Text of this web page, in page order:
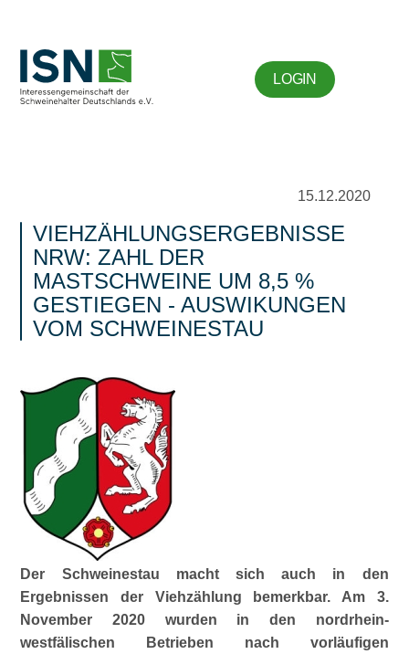
LOGIN
15.12.2020
VIEHZÄHLUNGSERGEBNISSE
NRW: ZAHL DER
MASTSCHWEINE UM 8,5 %
GESTIEGEN - AUSWIKUNGEN
VOM SCHWEINESTAU
Der Schweinestau macht sich auch in den
Ergebnissen der Viehzählung bemerkbar. Am 3.
November 2020 wurden in den nordrhein-
westfälischen Betrieben nach vorläufigen